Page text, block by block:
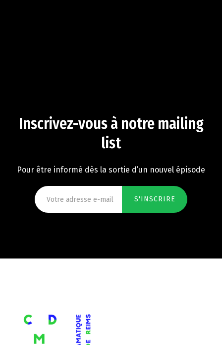
Inscrivez-vous à notre mailing
list
Pour être informé dès la sortie d’un nouvel épisode